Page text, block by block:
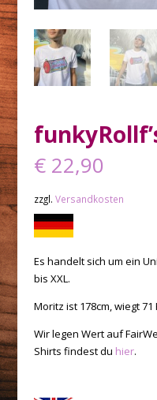
€22,90
zzgl. Versandkosten
Es handelt sich um ein
bis XXL.
Moritz ist 178cm, wiegt
Wir legen Wert auf
Shirts findest du hier.